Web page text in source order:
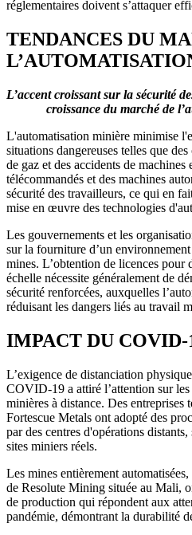
réglementaires doivent s’attaquer
TENDANCES DU
L’accent croissant sur la sécurité
croissance du marché de
L'automatisation minière minimise
situations dangereuses telles que
de gaz et des accidents de
télécommandés et des machines
sécurité des travailleurs, ce qui en
mise en œuvre des technologies
Les gouvernements et les
sur la fourniture d’un
mines. L’obtention de licences pour
échelle nécessite généralement de
sécurité renforcées, auxquelles
réduisant les dangers liés au travail
IMPACT DU COVID-
L’exigence de distanciation
COVID-19 a attiré l’attention sur les
minières à distance. Des entreprises
Fortescue Metals ont adopté des
par des centres d'opérations
sites miniers réels.
Les mines entièrement
de Resolute Mining située au Mali,
de production qui répondent aux
pandémie, démontrant la durabilité